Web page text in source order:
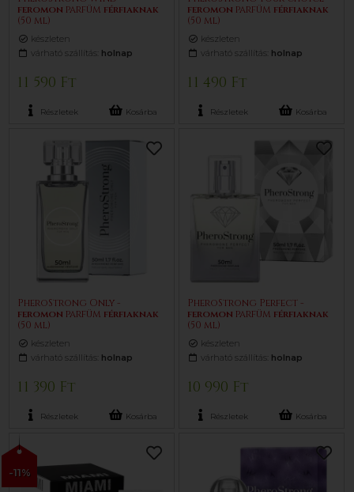
feromon parfüm férfiaknak
(50 ml)
készleten
várható szállítás: holnap
11 590 Ft
Részletek Kosárba
feromon parfüm férfiaknak
(50 ml)
készleten
várható szállítás: holnap
11 490 Ft
Részletek Kosárba
PheroStrong Only -
feromon parfüm férfiaknak
(50 ml)
készleten
várható szállítás: holnap
11 390 Ft
Részletek Kosárba
PheroStrong Perfect -
feromon parfüm férfiaknak
(50 ml)
készleten
várható szállítás: holnap
10 990 Ft
Részletek Kosárba
-11%